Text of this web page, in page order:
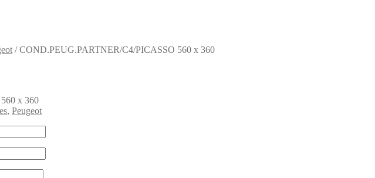
/COND.PEUG.PARTNER/C4/PICASSO 560 x 360
x 360
, Peugeot